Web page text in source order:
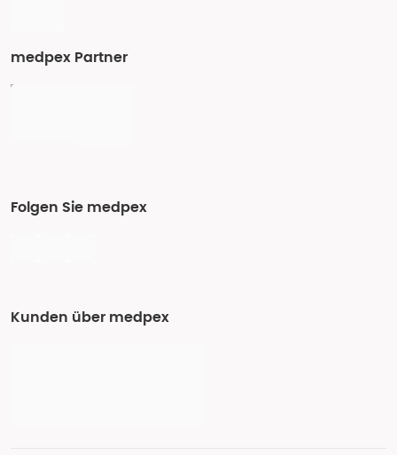
medpex Partner
Folgen Sie medpex
Kunden über medpex